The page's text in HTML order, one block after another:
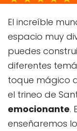
El increíble
espacio muy
puedes
diferentes
toque mágico
el trineo de
emocionante.
enseñaremos